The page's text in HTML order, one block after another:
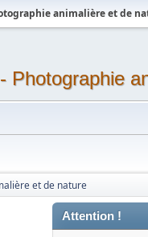
animalière et de
Photographie
et de nature
Attention !